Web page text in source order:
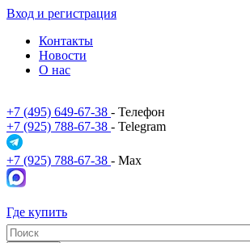
Вход и регистрация
Контакты
Новости
О нас
+7 (495) 649-67-38 - Телефон
+7 (925) 788-67-38 - Telegram
+7 (925) 788-67-38 - Max
Где купить